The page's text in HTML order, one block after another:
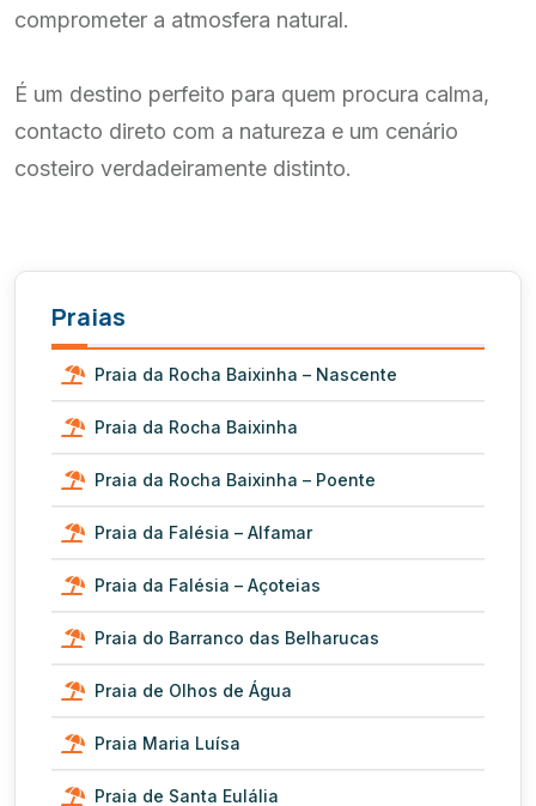
comprometer a atmosfera natural.
É um destino perfeito para quem procura calma,
contacto direto com a natureza e um cenário
costeiro verdadeiramente distinto.
Praias
Praia da Rocha Baixinha – Nascente
Praia da Rocha Baixinha
Praia da Rocha Baixinha – Poente
Praia da Falésia – Alfamar
Praia da Falésia – Açoteias
Praia do Barranco das Belharucas
Praia de Olhos de Água
Praia Maria Luísa
Praia de Santa Eulália